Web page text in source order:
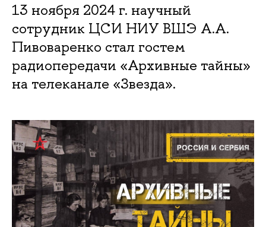
13 ноября 2024 г. научный
сотрудник ЦСИ НИУ ВШЭ А.А.
Пивоваренко стал гостем
радиопередачи «Архивные тайны»
на телеканале «Звезда».